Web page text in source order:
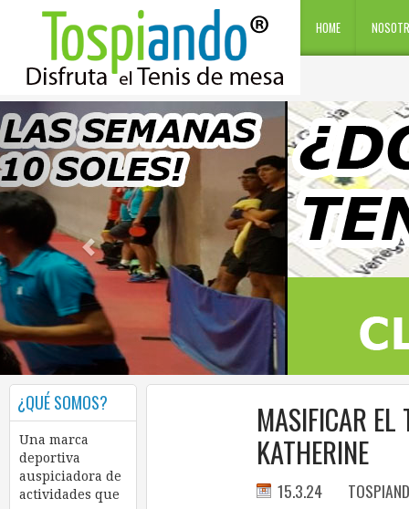
HOME
¿QUÉ SOMOS?
Una marca
deportiva
auspiciadora de
actividades que
MASIFICAR EL
KATHERINE
15.3.24